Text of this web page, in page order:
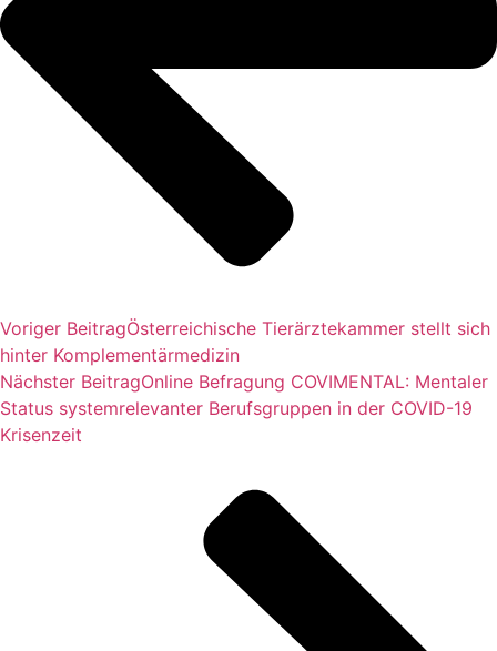
Voriger BeitragÖsterreichische Tierärztekammer stellt sich
hinter Komplementärmedizin
Nächster BeitragOnline Befragung COVIMENTAL: Mentaler
Status systemrelevanter Berufsgruppen in der COVID-19
Krisenzeit